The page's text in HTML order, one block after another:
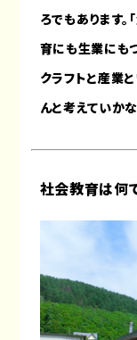
ろでもあります
育にも生業にも
クラフトと産業
んと考えていか
社会教育は何